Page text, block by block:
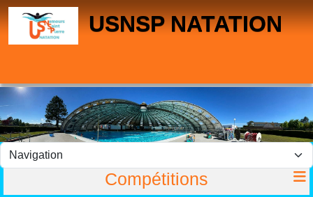
USNSP NATATION
Compétitions
Panneau de gestion des cookies